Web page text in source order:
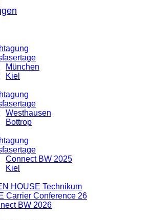
München
Kiel
Westhausen
Bottrop
Connect BW 2025
Kiel
HOUSE Technikum
Carrier Conference 26
BW 2026